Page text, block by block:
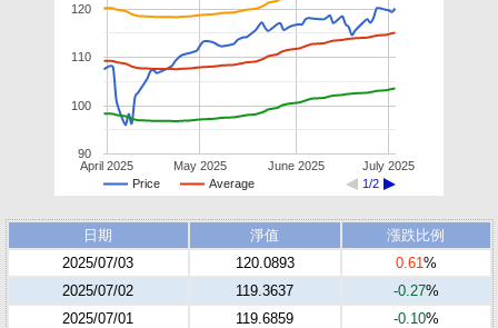
Price Average 1/2
April 2025 May 2025 June 2025 July 2025
90
100
110
120
日期 淨值
漲跌比例
2025/07/03
120.0893 0.61%
2025/07/02
119.3637 -0.27%
2025/07/01
119.6859 -0.10%